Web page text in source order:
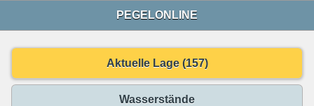
PEGELONLINE
Aktuelle Lage (157)
Wasserstände